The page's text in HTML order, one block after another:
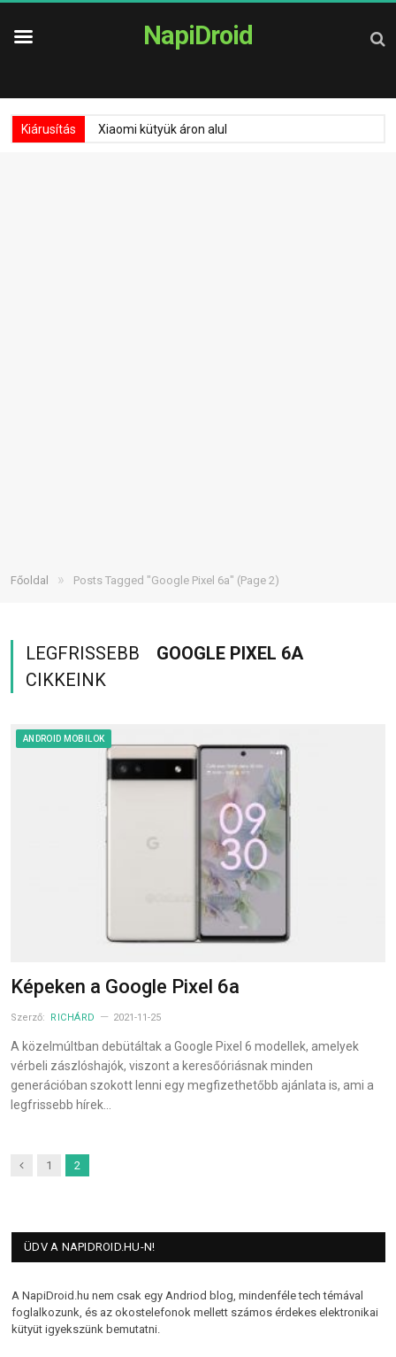
NapiDroid
Kiárusítás Xiaomi kütyük áron alul
Főoldal » Posts Tagged "Google Pixel 6a" (Page 2)
LEGFRISSEBB
GOOGLE PIXEL 6A
CIKKEINK
ANDROID MOBILOK
Képeken a Google Pixel 6a
Szerző: RICHÁRD 2021-11-25
A közelmúltban debütáltak a Google Pixel 6 modellek, amelyek
vérbeli zászlóshajók, viszont a keresőóriásnak minden
generációban szokott lenni egy megfizethetőbb ajánlata is, ami a
legfrissebb hírek…
Previous
1 2
ÜDV A NAPIDROID.HU-N!
A NapiDroid.hu nem csak egy Andriod blog, mindenféle tech témával
foglalkozunk, és az okostelefonok mellett számos érdekes elektronikai
kütyüt igyekszünk bemutatni.